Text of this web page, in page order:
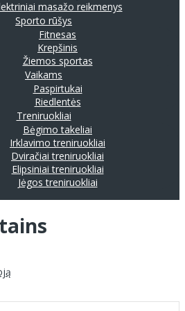
masažo reikmenys
Sporto rūšys
Fitnesas
Krepšinis
Žiemos sportas
Vaikams
Paspirtukai
Riedlentės
Treniruokliai
Bėgimo takeliai
Irklavimo treniruokliai
Dviračiai treniruokliai
Elipsiniai treniruokliai
Jėgos treniruokliai